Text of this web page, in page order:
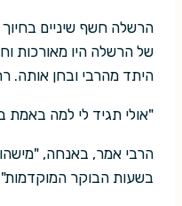
הרשלה חשף שיניים בחיוך
של הרשלה היו מאורכות
היתד מהרבי ובחן אותה.
"אולי תגיד לי למה באמת
הרבי אמר, באנחה,
בשעות הבוקר